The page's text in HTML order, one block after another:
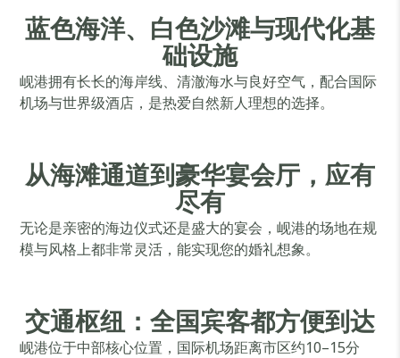
蓝色海洋、白色沙滩与现代化基
础设施
岘港拥有长长的海岸线、清澈海水与良好空气，配合国际
机场与世界级酒店，是热爱自然新人理想的选择。
从海滩通道到豪华宴会厅，应有
尽有
无论是亲密的海边仪式还是盛大的宴会，岘港的场地在规
模与风格上都非常灵活，能实现您的婚礼想象。
交通枢纽：全国宾客都方便到达
岘港位于中部核心位置，国际机场距离市区约10–15分